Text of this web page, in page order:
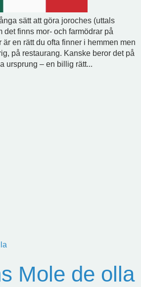
sätt att göra joroches (uttals
det finns mor- och farmödrar på
en rätt du ofta finner i hemmen men
på restaurang. Kanske beror det på
ursprung – en billig rätt...
Mole de olla